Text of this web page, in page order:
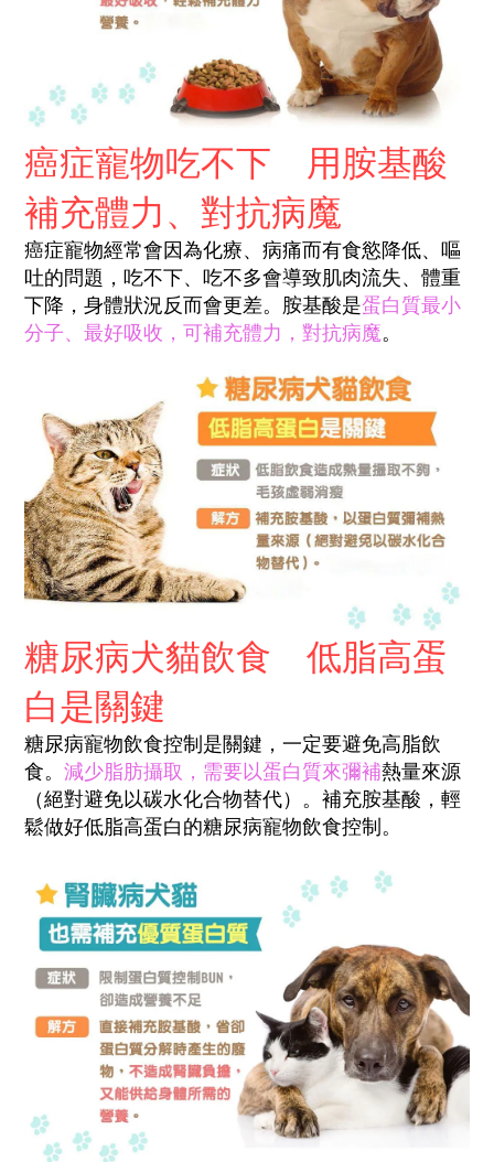
癌症寵物吃不下 用胺基酸
補充體力、對抗病魔
癌症寵物經常會因為化療、病痛而有食慾降低、嘔
吐的問題，吃不下、吃不多會導致肌肉流失、體重
下降，身體狀況反而會更差。胺基酸是蛋白質最小
分子、最好吸收，可補充體力，對抗病魔。
糖尿病犬貓飲食 低脂高蛋
白是關鍵
糖尿病寵物飲食控制是關鍵，一定要避免高脂飲
食。 減少脂肪攝取，需要以蛋白質來彌補熱量來源
（絕對避免以碳水化合物替代）。補充胺基酸，輕
鬆做好低脂高蛋白的糖尿病寵物飲食控制。